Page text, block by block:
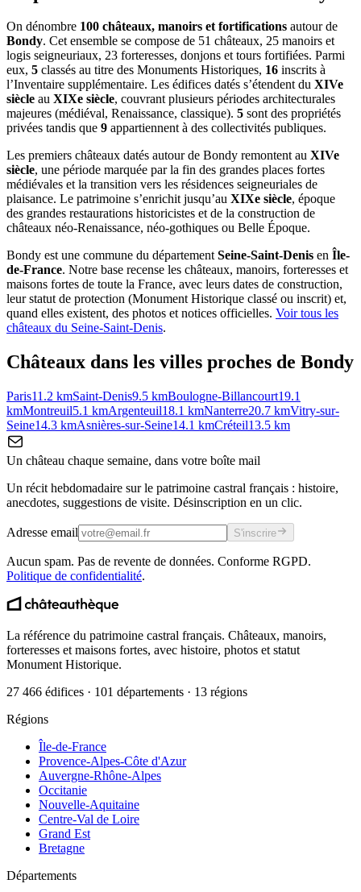
On dénombre 100 châteaux, manoirs et fortifications autour de
Bondy. Cet ensemble se compose de 51 châteaux, 25 manoirs et
logis seigneuriaux, 23 forteresses, donjons et tours fortifiées. Parmi
eux, 5 classés au titre des Monuments Historiques, 16 inscrits à
l’Inventaire supplémentaire. Les édifices datés s’étendent du XIVe
siècle au XIXe siècle, couvrant plusieurs périodes architecturales
majeures (médiéval, Renaissance, classique). 5 sont des propriétés
privées tandis que 9 appartiennent à des collectivités publiques.
Les premiers châteaux datés autour de Bondy remontent au XIVe
siècle, une période marquée par la fin des grandes places fortes
médiévales et la transition vers les résidences seigneuriales de
plaisance. Le patrimoine s’enrichit jusqu’au XIXe siècle, époque
des grandes restaurations historicistes et de la construction de
châteaux néo-Renaissance, néo-gothiques ou Belle Époque.
Bondy est une commune du départementSeine-Saint-Denis en Île-
de-France. Notre base recense les châteaux, manoirs, forteresses et
maisons fortes de toute la France, avec leurs dates de construction,
leur statut de protection (Monument Historique classé ou inscrit) et,
quand elles existent, des photos et notices officielles. Voir tous les
châteaux du Seine-Saint-Denis.
Châteaux dans les villes proches de Bondy
Paris11.2 kmSaint-Denis9.5 kmBoulogne-Billancourt19.1
kmMontreuil5.1 kmArgenteuil18.1 kmNanterre20.7 kmVitry-sur-
Seine14.3 kmAsnières-sur-Seine14.1 kmCréteil13.5 km
Un château chaque semaine, dans votre boîte mail
Un récit hebdomadaire sur le patrimoine castral français : histoire,
anecdotes, suggestions de visite. Désinscription en un clic.
Adresse email S'inscrire
Aucun spam. Pas de revente de données. Conforme RGPD.
Politique de confidentialité.
La référence du patrimoine castral français. Châteaux, manoirs,
forteresses et maisons fortes, avec histoire, photos et statut
Monument Historique.
27 466 édifices · 101 départements · 13 régions
Régions
Île-de-France
Provence-Alpes-Côte d'Azur
Auvergne-Rhône-Alpes
Occitanie
Nouvelle-Aquitaine
Centre-Val de Loire
Grand Est
Bretagne
Départements